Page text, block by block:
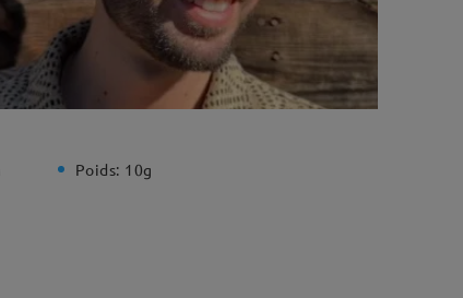
Poids: 10g